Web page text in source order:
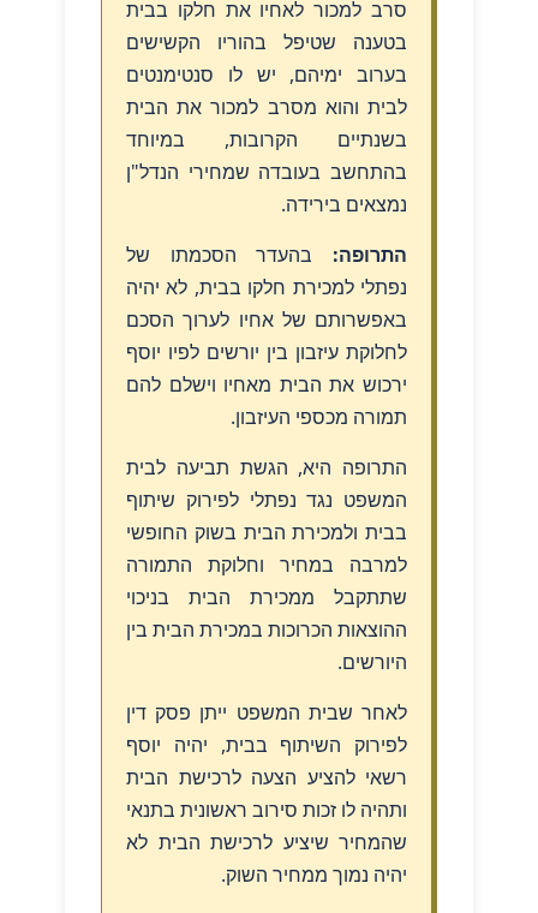
סרב למכור לאחיו את חלקו בבית
בטענה שטיפל בהוריו הקשישים
בערוב ימיהם, יש לו סנטימנטים
לבית והוא מסרב למכור את הבית
בשנתיים הקרובות, במיוחד
בהתחשב בעובדה שמחירי הנדל"ן
נמצאים בירידה.
התרופה:בהעדר הסכמתו של
נפתלי למכירת חלקו בבית, לא יהיה
באפשרותם של אחיו לערוך הסכם
לחלוקת עיזבון בין יורשים לפיו יוסף
ירכוש את הבית מאחיו וישלם להם
תמורה מכספי העיזבון.
התרופה היא, הגשת תביעה לבית
המשפט נגד נפתלי לפירוק שיתוף
בבית ולמכירת הבית בשוק החופשי
למרבה במחיר וחלוקת התמורה
שתתקבל ממכירת הבית בניכוי
ההוצאות הכרוכות במכירת הבית בין
היורשים.
לאחר שבית המשפט ייתן פסק דין
לפירוק השיתוף בבית, יהיה יוסף
רשאי להציע הצעה לרכישת הבית
ותהיה לו זכות סירוב ראשונית בתנאי
שהמחיר שיציע לרכישת הבית לא
יהיה נמוך ממחיר השוק.